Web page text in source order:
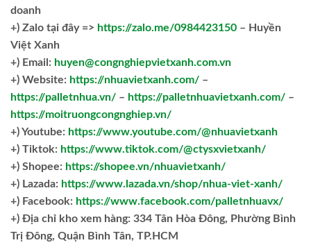
doanh
+) Zalo tại đây => https://zalo.me/0984423150 – Huyền
Việt Xanh
+) Email: huyen@congnghiepvietxanh.com.vn
+) Website: https://nhuavietxanh.com/ –
https://palletnhua.vn/ – https://palletnhuavietxanh.com/ –
https://moitruongcongnghiep.vn/
+) Youtube: https://www.youtube.com/@nhuavietxanh
+) Tiktok: https://www.tiktok.com/@ctysxvietxanh/
+) Shopee: https://shopee.vn/nhuavietxanh/
+) Lazada: https://www.lazada.vn/shop/nhua-viet-xanh/
+) Facebook: https://www.facebook.com/palletnhuavx/
+) Địa chỉ kho xem hàng: 334 Tân Hòa Đông, Phường Bình
Trị Đông, Quận Bình Tân, TP.HCM